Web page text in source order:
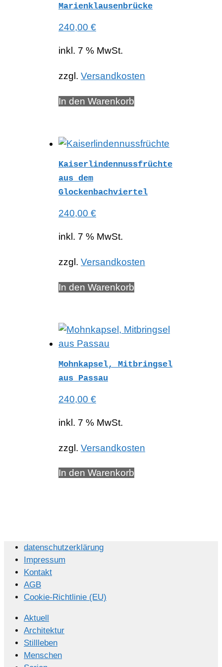
Marienklausenbrücke
240,00 €
inkl. 7 % MwSt.
zzgl. Versandkosten
In den Warenkorb
Kaiserlindennussfrüchte
aus dem
Glockenbachviertel
240,00 €
inkl. 7 % MwSt.
zzgl. Versandkosten
In den Warenkorb
Mohnkapsel, Mitbringsel
aus Passau
240,00 €
inkl. 7 % MwSt.
zzgl. Versandkosten
In den Warenkorb
datenschutzerklärung
Impressum
Kontakt
AGB
Cookie-Richtlinie (EU)
Aktuell
Architektur
Stillleben
Menschen